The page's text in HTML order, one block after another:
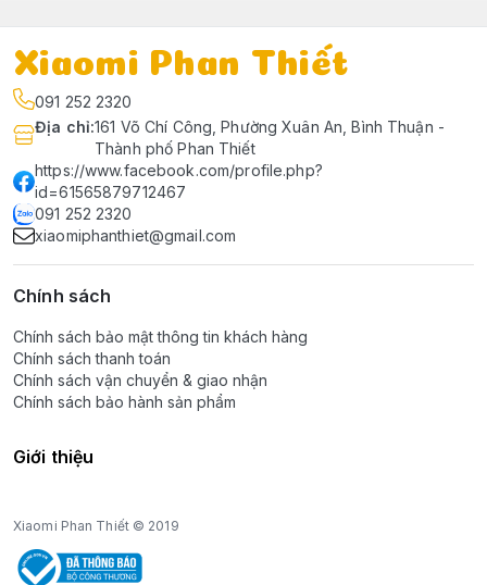
Xiaomi Phan Thiết
091 252 2320
Địa chỉ:161 Võ Chí Công, Phường Xuân An, Bình Thuận -
Thành phố Phan Thiết
https://www.facebook.com/profile.php?
id=61565879712467
091 252 2320
xiaomiphanthiet@gmail.com
Chính sách
Chính sách bảo mật thông tin khách hàng
Chính sách thanh toán
Chính sách vận chuyển & giao nhận
Chính sách bảo hành sản phẩm
Giới thiệu
Xiaomi Phan Thiết © 2019